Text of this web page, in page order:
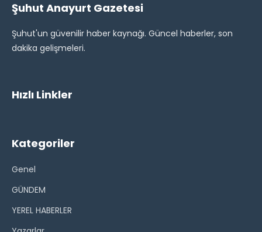
Şuhut Anayurt Gazetesi
Şuhut'un güvenilir haber kaynağı. Güncel haberler, son
dakika gelişmeleri.
Hızlı Linkler
Kategoriler
Genel
GÜNDEM
YEREL HABERLER